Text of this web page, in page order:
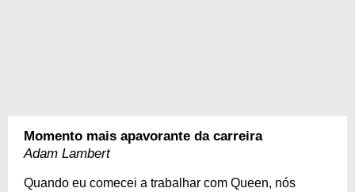
Momento mais apavorante da carreira
Adam Lambert
Quando eu comecei a trabalhar com Queen, nós